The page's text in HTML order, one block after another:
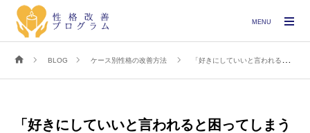
BLOG ケース別性格の改善方法 「好きにしていいと言われると困ってしまうあなた」のための幸転ポイント
「好きにしていいと言われると困ってしまう
MENU